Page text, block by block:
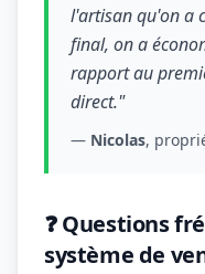
l'artisan qu'on a
final, on a
rapport au
direct."
— Nicolas,
❓ Questions
système de